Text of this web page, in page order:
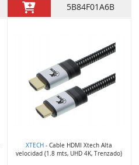
5B84F01A6B
XTECH - Cable HDMI Xtech Alta
velocidad (1.8 mts, UHD 4K, Trenzado)